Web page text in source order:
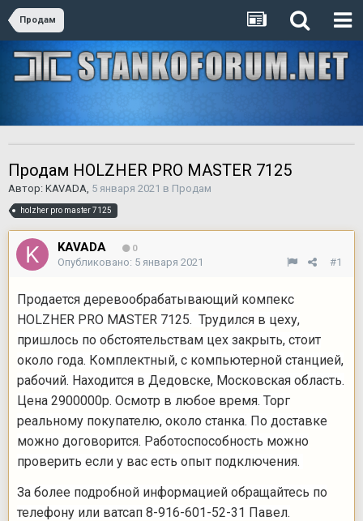
Продам
Продам HOLZHER PRO MASTER 7125
Автор: KAVADA, 5 января 2021 в Продам
holzher pro master 7125
KAVADA 0
#1
Опубликовано: 5 января 2021
Продается деревообрабатывающий компекс
HOLZHER PRO MASTER 7125. Трудился в цеху,
пришлось по обстоятельствам цех закрыть, стоит
около года. Комплектный, с компьютерной станцией,
рабочий. Находится в Дедовске, Московская область.
Цена 2900000р. Осмотр в любое время. Торг
реальному покупателю, около станка. По доставке
можно договорится. Работоспособность можно
проверить если у вас есть опыт подключения.
За более подробной информацией обращайтесь по
телефону или ватсап 8-916-601-52-31 Павел.